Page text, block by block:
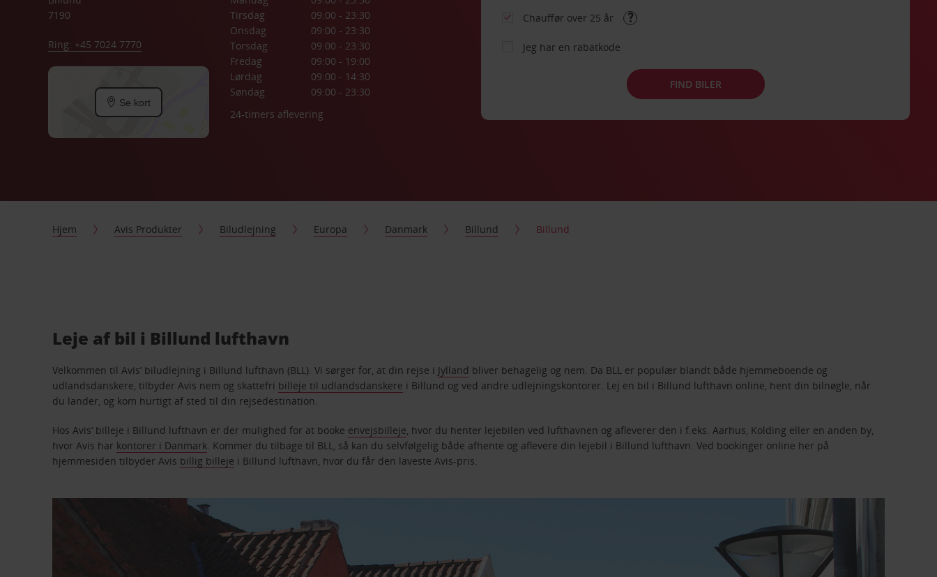
7190
Ring: +45 7024 7770
Se kort
Tirsdag
09:00 - 23:30
Onsdag
09:00 - 23:30
Torsdag
09:00 - 23:30
Fredag
09:00 - 19:00
Lørdag
09:00 - 14:30
Søndag
09:00 - 23:30
24-timers aflevering
Chauffør over 25 år
Jeg har en rabatkode
FIND BILER
Hjem Avis Produkter Biludlejning Europa Danmark Billund Billund
Leje af bil i Billund lufthavn
Velkommen til Avis’ biludlejning i Billund lufthavn (BLL). Vi sørger for, at din rejse i Jylland bliver behagelig og nem. Da BLL er populær blandt både hjemmeboende og
udlandsdanskere, tilbyder Avis nem og skattefri billeje til udlandsdanskere i Billund og ved andre udlejningskontorer. Lej en bil i Billund lufthavn online, hent din bilnøgle, når
du lander, og kom hurtigt af sted til din rejsedestination.
Hos Avis’ billeje i Billund lufthavn er der mulighed for at booke envejsbilleje, hvor du henter lejebilen ved lufthavnen og afleverer den i f.eks. Aarhus, Kolding eller en anden by,
hvor Avis har kontorer i Danmark. Kommer du tilbage til BLL, så kan du selvfølgelig både afhente og aflevere din lejebil i Billund lufthavn. Ved bookinger online her på
hjemmesiden tilbyder Avis billig billeje i Billund lufthavn, hvor du får den laveste Avis-pris.